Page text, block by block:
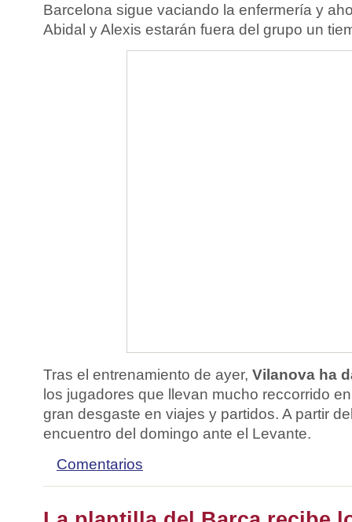
Barcelona sigue vaciando la enfermería y
Abidal y Alexis estarán fuera del grupo un
Tras el entrenamiento de ayer, Vilanova ha
los jugadores que llevan mucho reccorrido
gran desgaste en viajes y partidos. A partir
encuentro del domingo ante el Levante.
Comentarios